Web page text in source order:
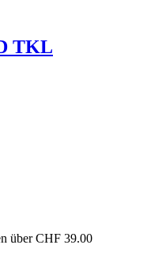
TKL
über CHF 39.00